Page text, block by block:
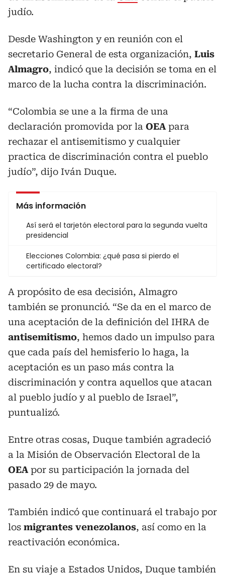
judío.
Desde Washington y en reunión con el
secretario General de esta organización, Luis
Almagro, indicó que la decisión se toma en el
marco de la lucha contra la discriminación.
“Colombia se une a la firma de una
declaración promovida por la OEA para
rechazar el antisemitismo y cualquier
practica de discriminación contra el pueblo
judío”, dijo Iván Duque.
Más información
Así será el tarjetón electoral para la segunda vuelta
presidencial
Elecciones Colombia: ¿qué pasa si pierdo el
certificado electoral?
A propósito de esa decisión, Almagro
también se pronunció. “Se da en el marco de
una aceptación de la definición del IHRA de
antisemitismo, hemos dado un impulso para
que cada país del hemisferio lo haga, la
aceptación es un paso más contra la
discriminación y contra aquellos que atacan
al pueblo judío y al pueblo de Israel”,
puntualizó.
Entre otras cosas, Duque también agradeció
a la Misión de Observación Electoral de la
OEA por su participación la jornada del
pasado 29 de mayo.
También indicó que continuará el trabajo por
los migrantes venezolanos, así como en la
reactivación económica.
En su viaje a Estados Unidos, Duque también